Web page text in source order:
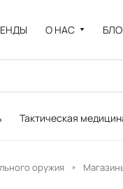
О НАС
Тактическая
оружия